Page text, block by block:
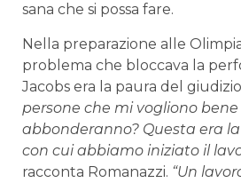
sana che si possa fare.
Nella preparazione alle
problema che bloccava la
Jacobs era la paura del
persone che mi vogliono
abbonderanno? Questa era
con cui abbiamo iniziato il
racconta Romanazzi. “Un